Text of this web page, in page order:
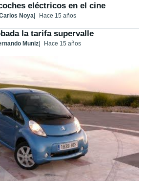
eléctricos en el cine
Noya Hace 15 años
la tarifa supervalle
Muniz Hace 15 años